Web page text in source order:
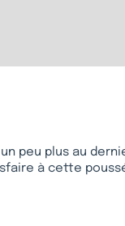
un peu plus au
à cette